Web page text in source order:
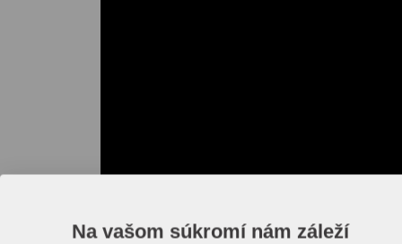
Na vašom súkromí nám záleží